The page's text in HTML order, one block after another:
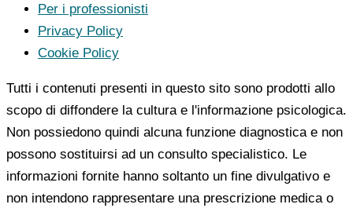
Per i professionisti
Privacy Policy
Cookie Policy
Tutti i contenuti presenti in questo sito sono prodotti allo
scopo di diffondere la cultura e l'informazione psicologica.
Non possiedono quindi alcuna funzione diagnostica e non
possono sostituirsi ad un consulto specialistico. Le
informazioni fornite hanno soltanto un fine divulgativo e
non intendono rappresentare una prescrizione medica o